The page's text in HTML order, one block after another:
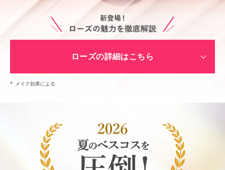
ローズの詳細はこちら
* メイク効果による